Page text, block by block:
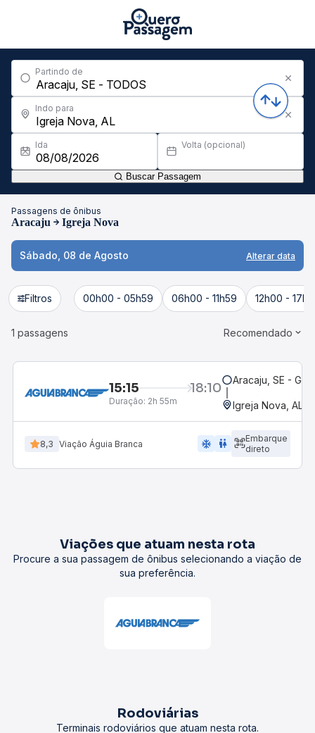
Partindo de
Indo para
Ida Volta (opcional)
Buscar Passagem
Passagens de ônibus
Aracaju Igreja Nova
Sábado, 08 de Agosto Alterar data
Filtros 00h00 - 05h59 06h00 - 11h59 12h00 -
1 passagens Recomendado
15:15 18:10
Duração: 2h 55m
Aracaju, SE -
Igreja Nova, AL
8,3 Viação Águia Branca ac_unit wc
Embarque
direto
Viações que atuam nesta rota
Procure a sua passagem de ônibus selecionando a viação de
sua preferência.
Rodoviárias
Terminais rodoviários que atuam nesta rota.